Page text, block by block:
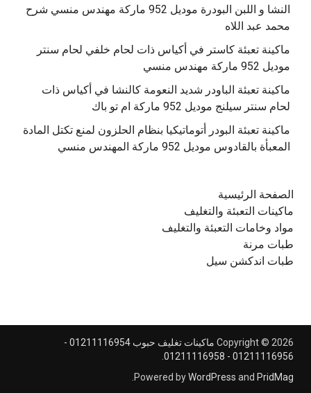
النشا و اللبن البودرة موديل 952 ماركة مهندس منسي شرح
محمد عبد اللاه
‫ماكينة تعبئة كاستر في أكياس ذات لحام خلفي لحام سنتر
موديل 952 ماركة مهندس منسي
‫ماكينة تعبئة الباودر شديد النعومة كالنشا في أكياس ذات
‫ماكينة تعبئة البودر أتوماتيكيا بنظام الحلزون لمنع تكتل المادة
الصفحة الرئيسية
ماكينات التعبئة والتغليف
مواد وخامات التعبئة والتغليف
طبات مرنة
طبات اندكشن سيل
Copyright © 2026
ماكينات تغليف حبوب 01211116954 -
01211116956 - 01211116958
Powered byWordPress and PridMag